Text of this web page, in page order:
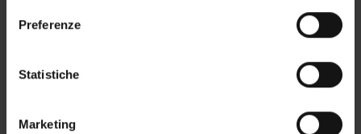
raccogliere informazioni sulla tua posizione
geografica, con un'approssimazione di qualche
Identificare il tuo dispositivo, scansionandolo
Preferenze
Statistiche
Marketing
ATTIVITÀ
DOTTORATI DI RICERCA